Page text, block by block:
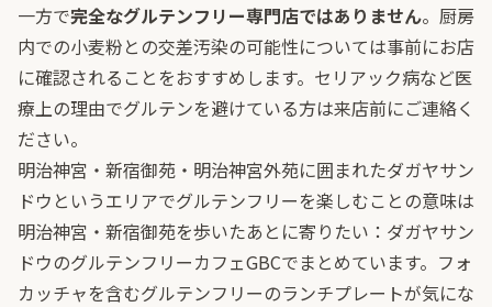
一方で完全なグルテンフリー専門店ではありません。厨房
内での小麦粉との交差汚染の可能性については事前にお店
に確認されることをおすすめします。セリアック病など医
療上の理由でグルテンを避けている方は来店前にご連絡く
ださい。
明治神宮・新宿御苑・明治神宮外苑に囲まれたダガヤサン
ドウというエリアでグルテンフリーを楽しむことの意味は
明治神宮・新宿御苑を歩いたあとに寄りたい：ダガヤサン
ドウのグルテンフリーカフェGBCでまとめています。フォ
カッチャを含むグルテンフリーのランチプレートが気にな